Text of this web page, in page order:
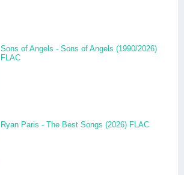
Sons of Angels - Sons of Angels (1990/2026)
FLAC
Ryan Paris - The Best Songs (2026) FLAC